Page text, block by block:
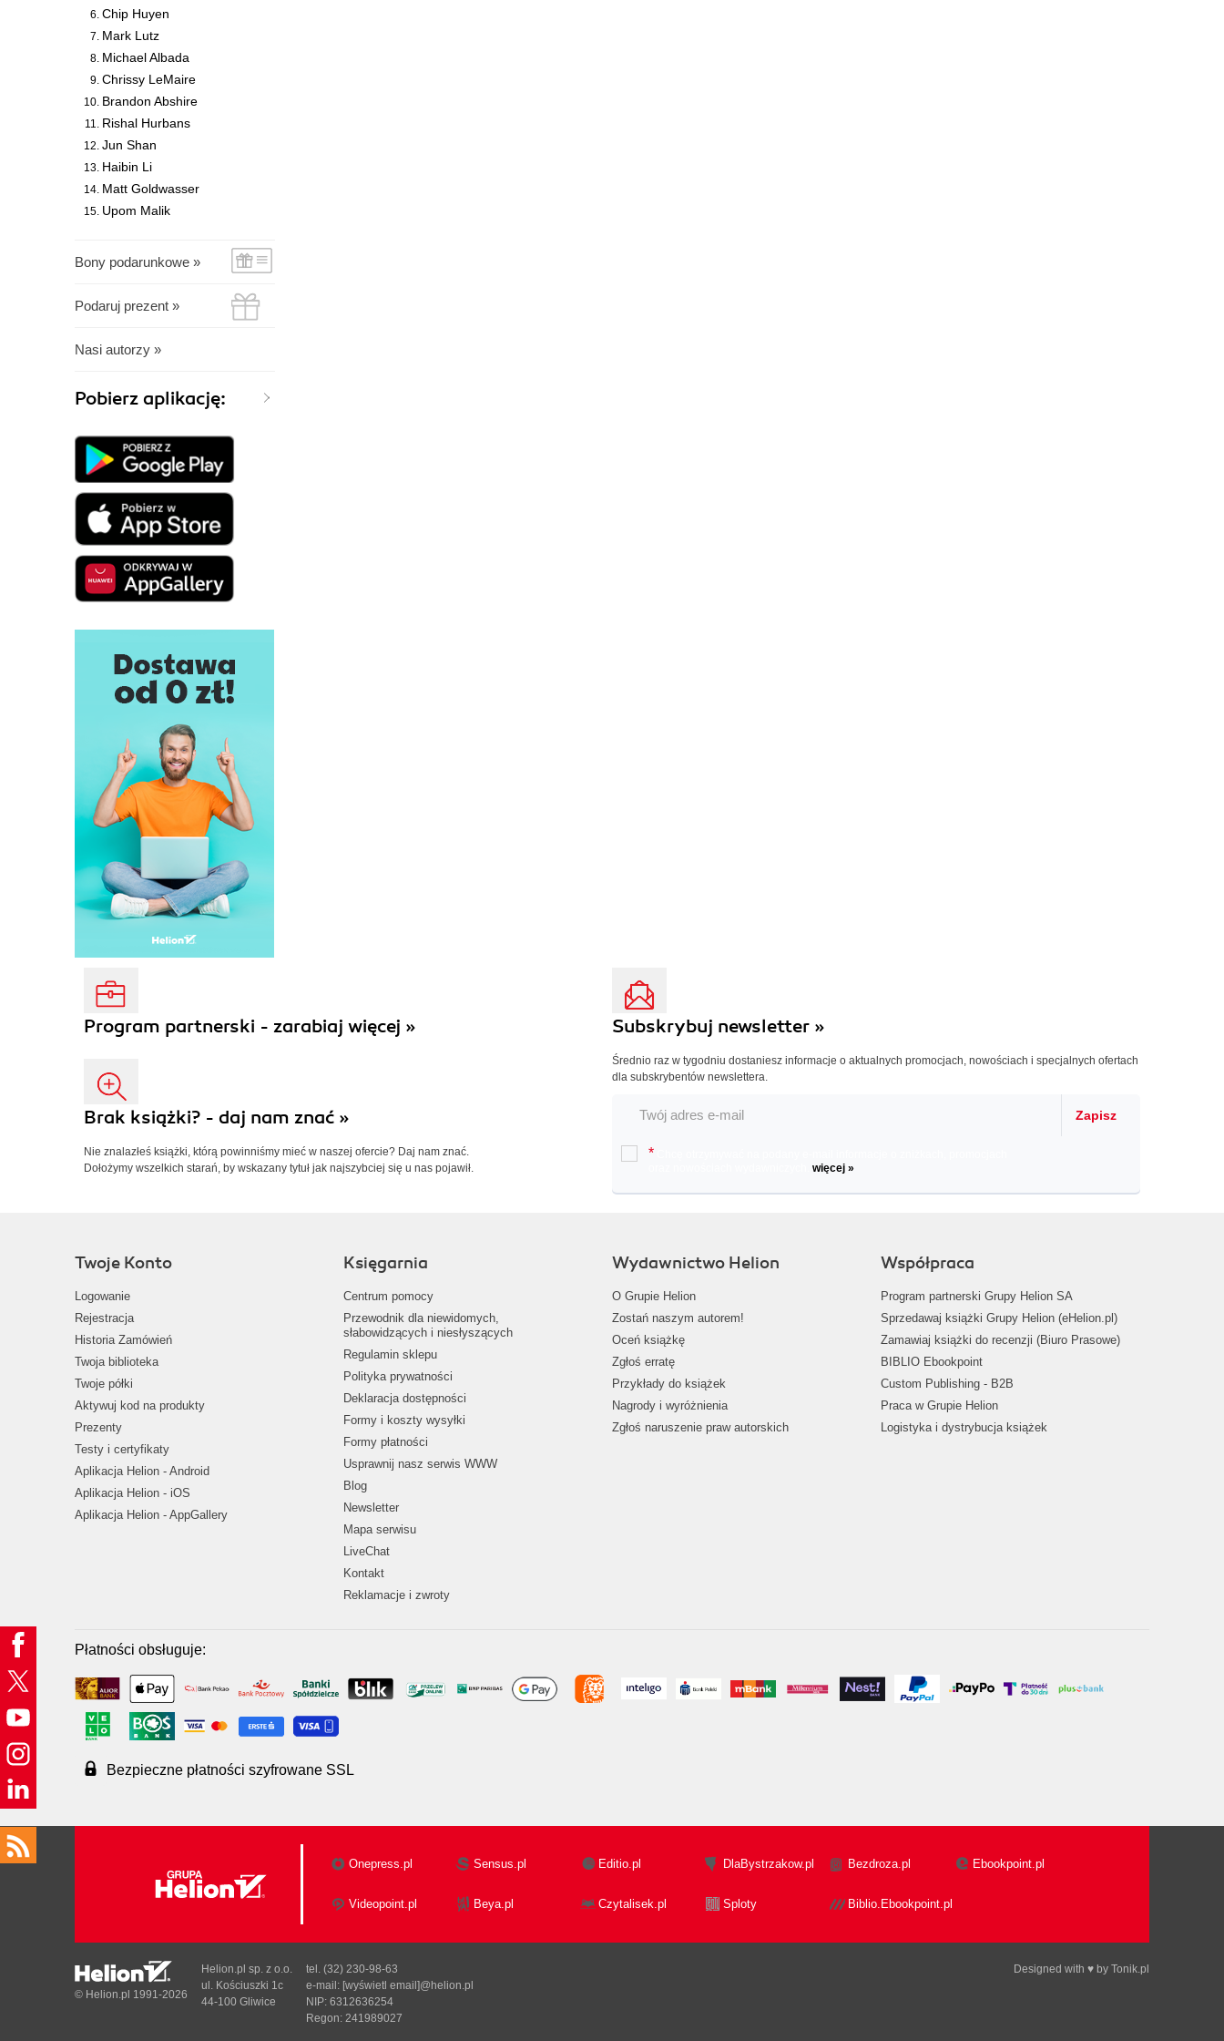
Chip Huyen
Mark Lutz
Michael Albada
Chrissy LeMaire
Brandon Abshire
Rishal Hurbans
Jun Shan
Haibin Li
Matt Goldwasser
Upom Malik
Bony podarunkowe »
Podaruj prezent »
Nasi autorzy »
Pobierz aplikację:
Program partnerski - zarabiaj więcej »
Brak książki? - daj nam znać »
Nie znalazłeś książki, którą powinniśmy mieć w naszej ofercie? Daj nam znać.
Dołożymy wszelkich starań, by wskazany tytuł jak najszybciej się u nas pojawił.
Subskrybuj newsletter »
Średnio raz w tygodniu dostaniesz informacje o aktualnych promocjach, nowościach i specjalnych ofertach
dla subskrybentów newslettera.
Zapisz
*
więcej »
Twoje Konto
Logowanie
Rejestracja
Historia Zamówień
Twoja biblioteka
Twoje półki
Aktywuj kod na produkty
Prezenty
Testy i certyfikaty
Aplikacja Helion - Android
Aplikacja Helion - iOS
Aplikacja Helion - AppGallery
Księgarnia
Centrum pomocy
Przewodnik dla niewidomych,
słabowidzących i niesłyszących
Regulamin sklepu
Polityka prywatności
Deklaracja dostępności
Formy i koszty wysyłki
Formy płatności
Usprawnij nasz serwis WWW
Blog
Newsletter
Mapa serwisu
LiveChat
Kontakt
Reklamacje i zwroty
Wydawnictwo Helion
O Grupie Helion
Zostań naszym autorem!
Oceń książkę
Zgłoś erratę
Przykłady do książek
Nagrody i wyróżnienia
Zgłoś naruszenie praw autorskich
Współpraca
Program partnerski Grupy Helion SA
Sprzedawaj książki Grupy Helion (eHelion.pl)
Zamawiaj książki do recenzji (Biuro Prasowe)
BIBLIO Ebookpoint
Custom Publishing - B2B
Praca w Grupie Helion
Logistyka i dystrybucja książek
Płatności obsługuje:
Bezpieczne płatności szyfrowane SSL
Onepress.pl Sensus.pl Editio.pl DlaBystrzakow.pl Bezdroza.pl Ebookpoint.pl
Videopoint.pl Beya.pl Czytalisek.pl Sploty Biblio.Ebookpoint.pl
Designed with ♥ by Tonik.pl
© Helion.pl 1991-2026
Helion.pl sp. z o.o.
ul. Kościuszki 1c
44-100 Gliwice
tel. (32) 230-98-63
e-mail: [wyświetl email]@helion.pl
NIP: 6312636254
Regon: 241989027